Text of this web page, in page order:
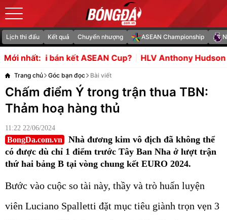
Lịch thi đấu Kết quả Chuyển nhượng ASEAN Championship
Mới nhất:
ASEAN Cup? HLV Anthony Hudson tự tin trước cuộc
Trang chủ Góc bạn đọc Bài viết
Chấm điểm Ý trong trận thua TBN:
Thảm hoạ hàng thủ
11:22 22/06/2024
BongDa.com.vn
Nhà đương kim vô địch đã không thể
có được dù chỉ 1 điểm trước Tây Ban Nha ở lượt trận
thứ hai bảng B tại vòng chung kết EURO 2024.
Bước vào cuộc so tài này, thầy và trò huấn luyện
viên Luciano Spalletti đặt mục tiêu giành trọn vẹn 3